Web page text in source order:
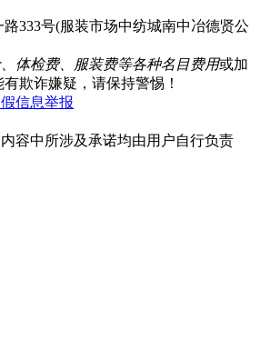
333号(服装市场中纺城南中冶德贤公
体检费、服装费等各种名目费用或加
欺诈嫌疑，请保持警惕！
信息举报
容中所涉及承诺均由用户自行负责